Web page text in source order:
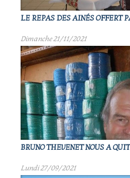
LE REPAS DES AINÉS OFFERT
Dimanche 21/11/2021
BRUNO THEVENET NOUS A
Lundi 27/09/2021